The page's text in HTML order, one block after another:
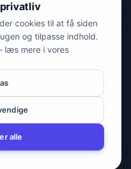
Alle rettigheder
cookies til at få siden
og tilpasse indhold.
læs mere i vores
alle